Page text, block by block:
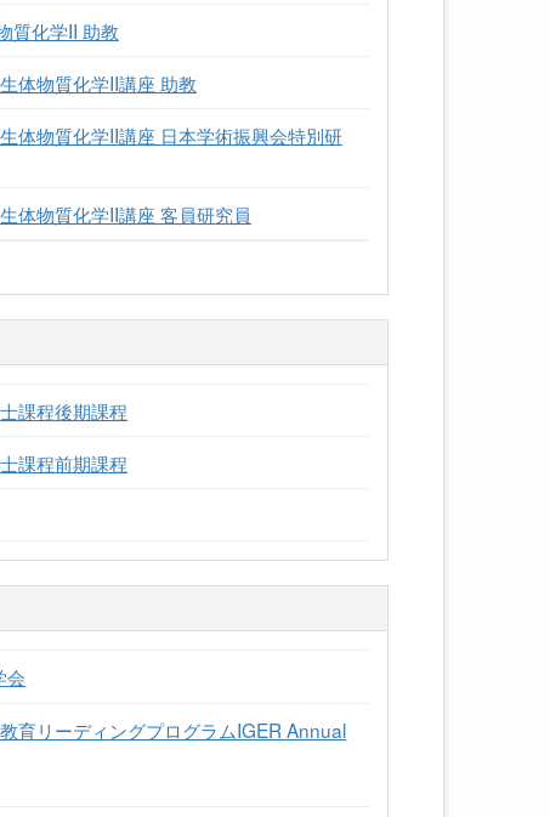
質化学II 助教
体物質化学II講座 助教
体物質化学II講座 日本学術振興会特別研
体物質化学II講座 客員研究員
課程後期課程
課程前期課程
会
育リーディングプログラムIGER Annual